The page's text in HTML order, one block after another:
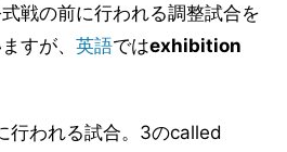
戦の前に行われる調整試合を
すが、 英語ではexhibition
行われる試合。3のcalled